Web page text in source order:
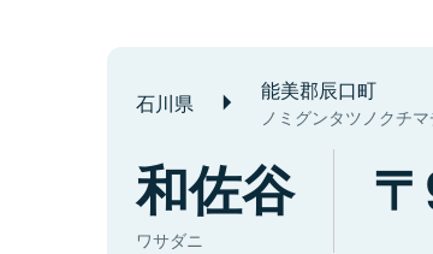
石川県 能美郡辰口町
ノミグンタツノクチマ
和佐谷
ワサダニ